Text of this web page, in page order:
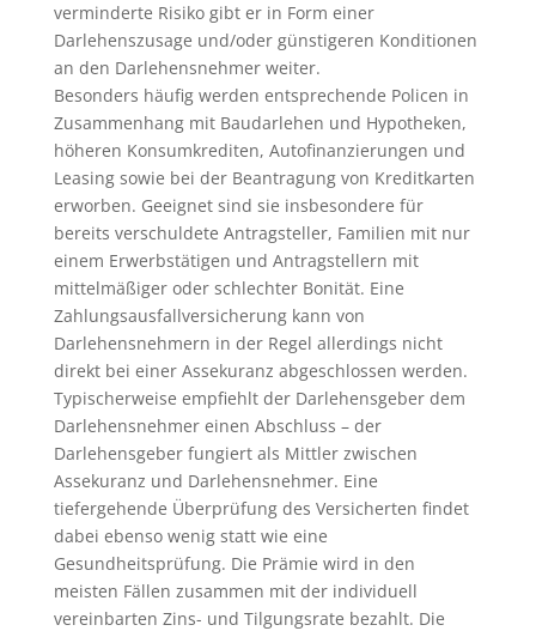
verminderte Risiko gibt er in Form einer
Darlehenszusage und/oder günstigeren Konditionen
an den Darlehensnehmer weiter.
Besonders häufig werden entsprechende Policen in
Zusammenhang mit Baudarlehen und Hypotheken,
höheren Konsumkrediten, Autofinanzierungen und
Leasing sowie bei der Beantragung von Kreditkarten
erworben. Geeignet sind sie insbesondere für
bereits verschuldete Antragsteller, Familien mit nur
einem Erwerbstätigen und Antragstellern mit
mittelmäßiger oder schlechter Bonität. Eine
Zahlungsausfallversicherung kann von
Darlehensnehmern in der Regel allerdings nicht
direkt bei einer Assekuranz abgeschlossen werden.
Typischerweise empfiehlt der Darlehensgeber dem
Darlehensnehmer einen Abschluss – der
Darlehensgeber fungiert als Mittler zwischen
Assekuranz und Darlehensnehmer. Eine
tiefergehende Überprüfung des Versicherten findet
dabei ebenso wenig statt wie eine
Gesundheitsprüfung. Die Prämie wird in den
meisten Fällen zusammen mit der individuell
vereinbarten Zins- und Tilgungsrate bezahlt. Die